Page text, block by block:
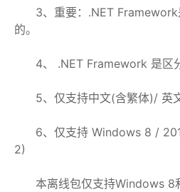
3、重要：.NET Framework
的。
4、 .NET Framework 是区分
5、仅支持中文(含繁体)/ 英文
6、仅支持 Windows 8 /
2)
本离线包仅支持Windows 8